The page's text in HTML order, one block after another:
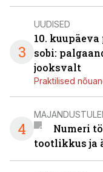
3
UUDISED
10.
sobi:
jooksvalt
Praktilised
4
Numeri
tootlikkus ja